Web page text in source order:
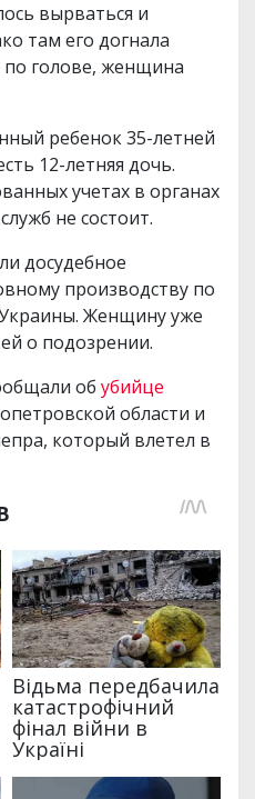
вырваться и
там его догнала
голове, женщина
ребенок 35-летней
12-летняя дочь.
учетах в органах
не состоит.
досудебное
производству по
Украины. Женщину уже
о подозрении.
об убийце
области и
который влетел в